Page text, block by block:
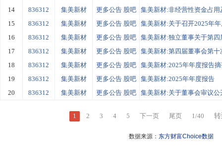
14
836312 集美新材 更多公告 股吧
集美新材:非经营性资金占用
15
836312 集美新材 更多公告 股吧
集美新材:关于召开2025年
16
836312 集美新材 更多公告 股吧
集美新材:独立董事关于第四
17
836312 集美新材 更多公告 股吧
集美新材:第四届董事会第
18
836312 集美新材 更多公告 股吧
集美新材:2025年年度报告
19
836312 集美新材 更多公告 股吧
集美新材:2025年年度报告
20
836312 集美新材 更多公告 股吧 集美新材:关于董事会审议公
1 2 3 4 5 下一页 尾页 1/40
数据来源： 东方财富Choice数据